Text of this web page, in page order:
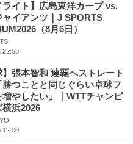
ライト】広島東洋カープ vs.
ャイアンツ｜J SPORTS
（8月6日）
22:58
】張本智和 連覇へストレート
勝つことと同じぐらい卓球フ
増やしたい」｜WTTチャンピ
横浜2026
12:00